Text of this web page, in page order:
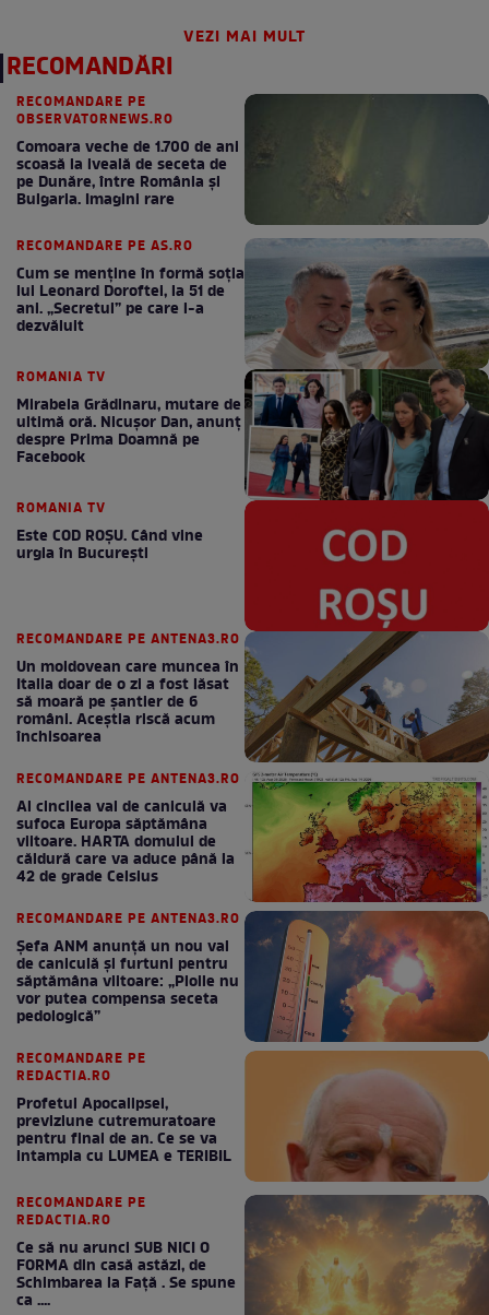
VEZI MAI MULT
RECOMANDĂRI
RECOMANDARE PE
OBSERVATORNEWS.RO
Comoara veche de 1.700 de ani
scoasă la iveală de seceta de
pe Dunăre, între România şi
Bulgaria. Imagini rare
RECOMANDARE PE AS.RO
Cum se menţine în formă soţia
lui Leonard Doroftei, la 51 de
ani. „Secretul” pe care l-a
dezvăluit
ROMANIA TV
Mirabela Grădinaru, mutare de
ultimă oră. Nicuşor Dan, anunţ
despre Prima Doamnă pe
Facebook
ROMANIA TV
Este COD ROŞU. Când vine
urgia în Bucureşti
RECOMANDARE PE ANTENA3.RO
Un moldovean care muncea în
Italia doar de o zi a fost lăsat
să moară pe şantier de 6
români. Aceștia riscă acum
închisoarea
RECOMANDARE PE ANTENA3.RO
Al cincilea val de caniculă va
sufoca Europa săptămâna
viitoare. HARTA domului de
căldură care va aduce până la
42 de grade Celsius
RECOMANDARE PE ANTENA3.RO
Șefa ANM anunță un nou val
de caniculă și furtuni pentru
săptămâna viitoare: „Ploile nu
vor putea compensa seceta
pedologică”
RECOMANDARE PE
REDACTIA.RO
Profetul Apocalipsei,
previziune cutremuratoare
pentru final de an. Ce se va
intampla cu LUMEA e TERIBIL
RECOMANDARE PE
REDACTIA.RO
Ce să nu arunci SUB NICI O
FORMA din casă astăzi, de
Schimbarea la Față . Se spune
ca ....